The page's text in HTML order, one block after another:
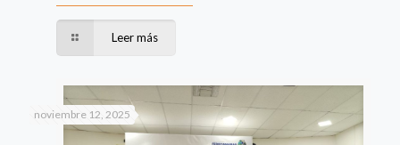
Leer más
noviembre 12, 2025